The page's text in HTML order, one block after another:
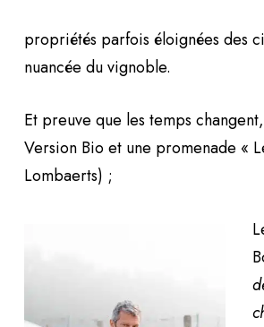
propriétés parfois éloignées des
nuancée du vignoble.
Et preuve que les temps
Version Bio et une promenade «
Lombaerts) ;